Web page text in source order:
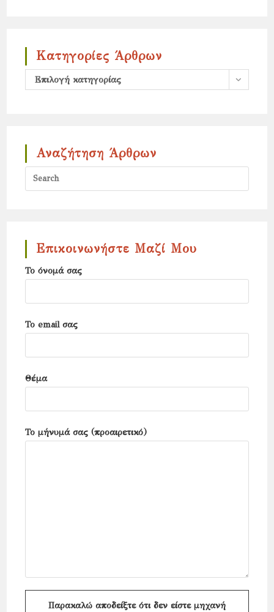
Κατηγορίες Άρθρων
Κατηγορίες
Επιλογή κατηγορίας
Αναζήτηση Άρθρων
Επικοινωνήστε Μαζί Μου
Το όνομά σας
Το email σας
Θέμα
Το μήνυμά σας (προαιρετικό)
Παρακαλώ αποδείξτε ότι δεν είστε μηχανή